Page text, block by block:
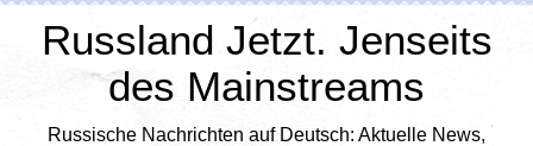
Russland Jetzt. Jenseits
des Mainstreams
Russische Nachrichten auf Deutsch: Aktuelle News,